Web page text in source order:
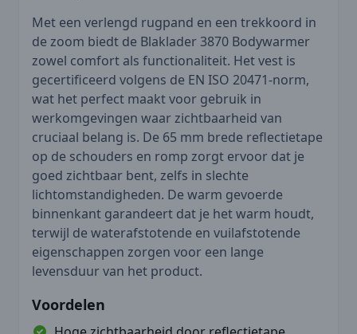
Met een verlengd rugpand en een trekkoord in
de zoom biedt de Blaklader 3870 Bodywarmer
zowel comfort als functionaliteit. Het vest is
gecertificeerd volgens de EN ISO 20471-norm,
wat het perfect maakt voor gebruik in
werkomgevingen waar zichtbaarheid van
cruciaal belang is. De 65 mm brede reflectietape
op de schouders en romp zorgt ervoor dat je
goed zichtbaar bent, zelfs in slechte
lichtomstandigheden. De warm gevoerde
binnenkant garandeert dat je het warm houdt,
terwijl de waterafstotende en vuilafstotende
eigenschappen zorgen voor een lange
levensduur van het product.
Voordelen